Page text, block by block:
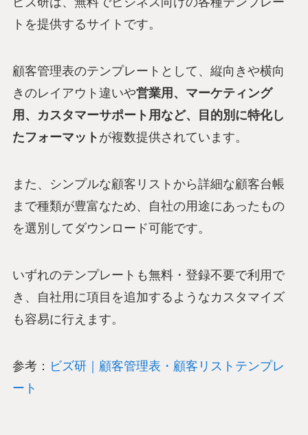
トを提供するサイトです。
顧客管理表のテンプレートとして、縦向きや横向
きのレイアウト違いや営業用、マーケティング
用、カスタマーサポート用など、目的別に特化し
たフォーマット が複数提供されています。
また、シンプルな顧客リストから詳細な顧客台帳
まで種類が豊富なため、自社の用途にあったもの
を選別してダウンロード可能です。
いずれのテンプレートも無料・登録不要で利用で
き、自社用に項目を追加するようなカスタマイズ
も容易に行えます。
参考： ビズ研｜顧客管理表・顧客リストテンプレ
ート